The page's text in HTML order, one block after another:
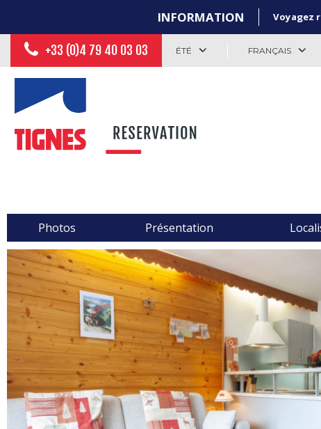
INFORMATION Voyagez
+33 (0)4 79 40 03 03 ÉTÉ FRANÇAIS
Photos Présentation